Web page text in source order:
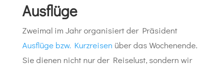
Ausflüge
Zweimal im Jahr organisiert der Präsident
Ausflüge bzw. Kurzreisen über das Wochenende.
Sie dienen nicht nur der Reiselust, sondern wir